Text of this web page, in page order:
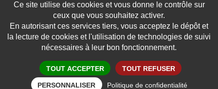
Boutique
Mentions légales
Crédits
Données personnelles
Réalisation aYaline
Ce site utilise des cookies et vous donne le contrôle sur
ceux que vous souhaitez activer.
En autorisant ces services tiers, vous acceptez le dépôt et
la lecture de cookies et l'utilisation de technologies de suivi
nécessaires à leur bon fonctionnement.
Politique de confidentialité